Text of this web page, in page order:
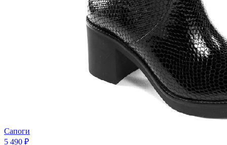
Сапоги
5 490 ₽